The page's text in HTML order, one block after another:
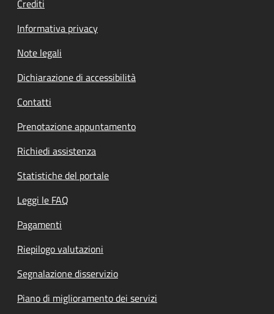
Crediti
Informativa privacy
Note legali
Dichiarazione di accessibilità
Contatti
Prenotazione appuntamento
Richiedi assistenza
Statistiche del portale
Leggi le FAQ
Pagamenti
Riepilogo valutazioni
Segnalazione disservizio
Piano di miglioramento dei servizi